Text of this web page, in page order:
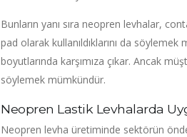
Bunların yanı sıra neopren levhalar,
pad olarak kullanıldıklarını da
boyutlarında karşımıza çıkar. Ancak
söylemek mümkündür.
Neopren Lastik Levhalarda
Neopren levha üretiminde sektörün